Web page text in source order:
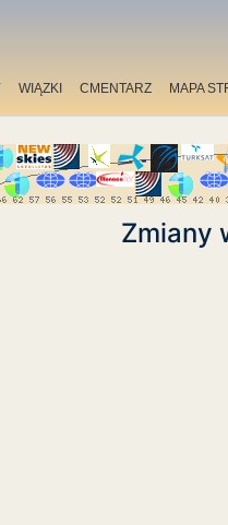
WIĄZKI CMENTARZ MAPA
Zmiany